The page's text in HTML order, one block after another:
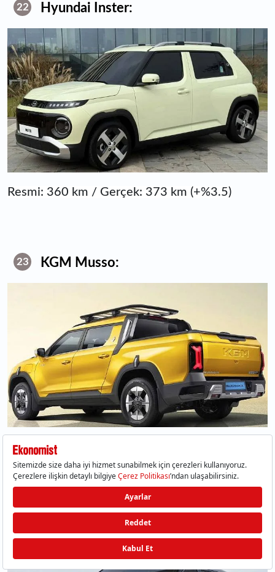
22 Hyundai Inster:
Resmi: 360 km / Gerçek: 373 km (+%3.5)
23 KGM Musso:
Resmi: 379 km / Gerçek: 369 km (-%2.6)
Dongfeng Vigo: